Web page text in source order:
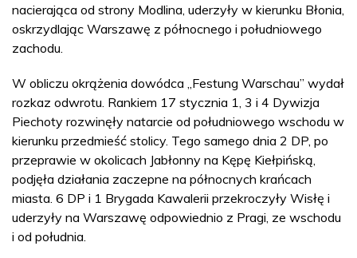
nacierająca od strony Modlina, uderzyły w kierunku Błonia,
oskrzydlając Warszawę z północnego i południowego
zachodu.
W obliczu okrążenia dowódca „Festung Warschau” wydał
rozkaz odwrotu. Rankiem 17 stycznia 1, 3 i 4 Dywizja
Piechoty rozwinęły natarcie od południowego wschodu w
kierunku przedmieść stolicy. Tego samego dnia 2 DP, po
przeprawie w okolicach Jabłonny na Kępę Kiełpińską,
podjęła działania zaczepne na północnych krańcach
miasta. 6 DP i 1 Brygada Kawalerii przekroczyły Wisłę i
uderzyły na Warszawę odpowiednio z Pragi, ze wschodu
i od południa.